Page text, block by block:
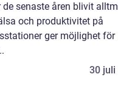
senaste åren blivit
och produktivitet på
ger möjlighet för
30 juli